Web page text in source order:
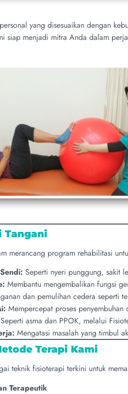
yang disesuaikan dengan
siap menjadi mitra Anda dalam
Tangani
merancang program rehabilitasi
Seperti nyeri punggung, sakit
Membantu mengembalikan fungsi
dan pemulihan cedera seperti
Mempercepat proses
Seperti asma dan PPOK, melalui
Mengatasi masalah yang timbul
Terapi Kami
teknik fisioterapi terkini untuk
Terapeutik